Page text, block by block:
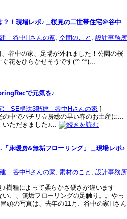
！現場レポ♪＿桜見の二世帯住宅＠谷中
＿谷中Hさんの家, 空間のこと , 設計事務所
谷中の家、足場が外れました！公園の桜
花をひらかせそうです(*^-^*)...
で元気を♪
＿SE構法3階建＿谷中Hさんの家 ]
の中でパチリ☆房総の早い春のお土産に...
いただきました♪...
床暖房&無垢フローリング」＿現場レポ♪
＿谷中Hさんの家, 素材のこと , 設計事務所
樹種によって柔らかさ硬さが違います
、、無垢フローリングの足触り。。やっ
頭の写真は、去年の11月、谷中の家Hさん